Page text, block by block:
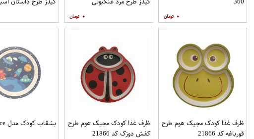
۰ ۰
ظرف غذا کودک مجیک هوم طرح
قورباغه کد 21866
ظرف غذا کودک مجیک هوم طرح
کفش دوزک کد 21866
بشقاب کودک مدل space کد 43